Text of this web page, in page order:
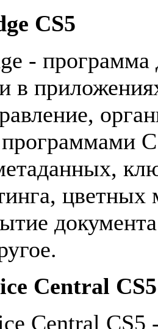
CS5
- программа
в
цветных
Central CS5
Central CS5